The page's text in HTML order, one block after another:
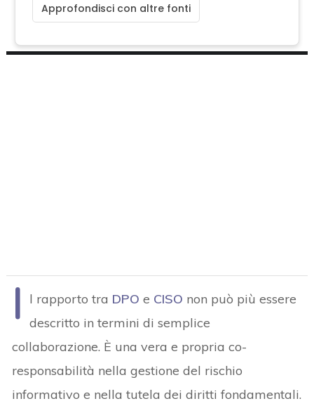
Approfondisci con altre fonti
I l rapporto tra DPO e CISO non può più essere
descritto in termini di semplice
collaborazione. È una vera e propria co-
responsabilità nella gestione del rischio
informativo e nella tutela dei diritti fondamentali.